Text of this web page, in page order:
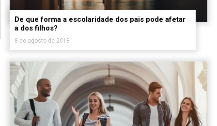
De que forma a escolaridade dos pais pode afetar
a dos filhos?
8 de agosto de 2018